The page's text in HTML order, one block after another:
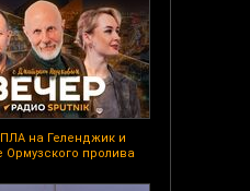
на Геленджик и
Ормузского пролива